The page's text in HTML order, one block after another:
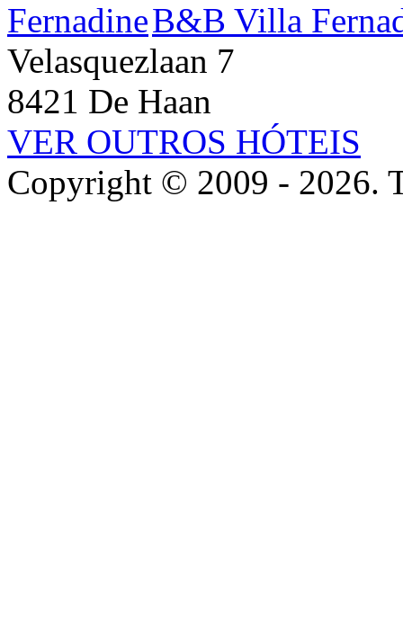
B&B Villa
Velasquezlaan 7
8421 De Haan
VER OUTROS HÓTEIS
Copyright © 2009 - 2026.